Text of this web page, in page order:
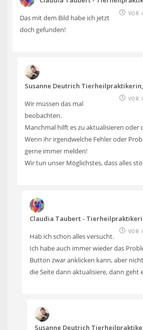
VOR
Das mit dem Bild habe ich jetzt
doch gefunden!
Susanne Deutrich
VOR
Wir müssen das mal
beobachten.
Manchmal hilft es zu aktualisieren oder
Wenn ihr irgendwelche Fehler oder
gerne immer melden!
Wir tun unser Möglichstes, dass alles
Claudia Taubert -
VOR
Hab ich schon alles versucht.
Ich habe auch immer wieder das
Button zwar anklicken kann, aber
die Seite dann aktualisiere, dann geht
Susanne Deutrich